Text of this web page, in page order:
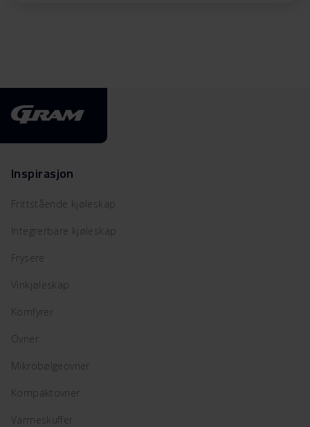
Inspirasjon
Frittstående kjøleskap
Integrerbare kjøleskap
Frysere
Vinkjøleskap
Komfyrer
Ovner
Mikrobølgeovner
Kompaktovner
Varmeskuffer